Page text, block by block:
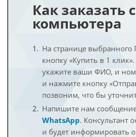
Как заказать
компьютера
На странице
кнопку «Купить в 1
укажите ваши ФИО, и
и нажмите кнопку
позвоним, что бы
Напишите нам
WhatsApp. Консультант
и будет информировать о